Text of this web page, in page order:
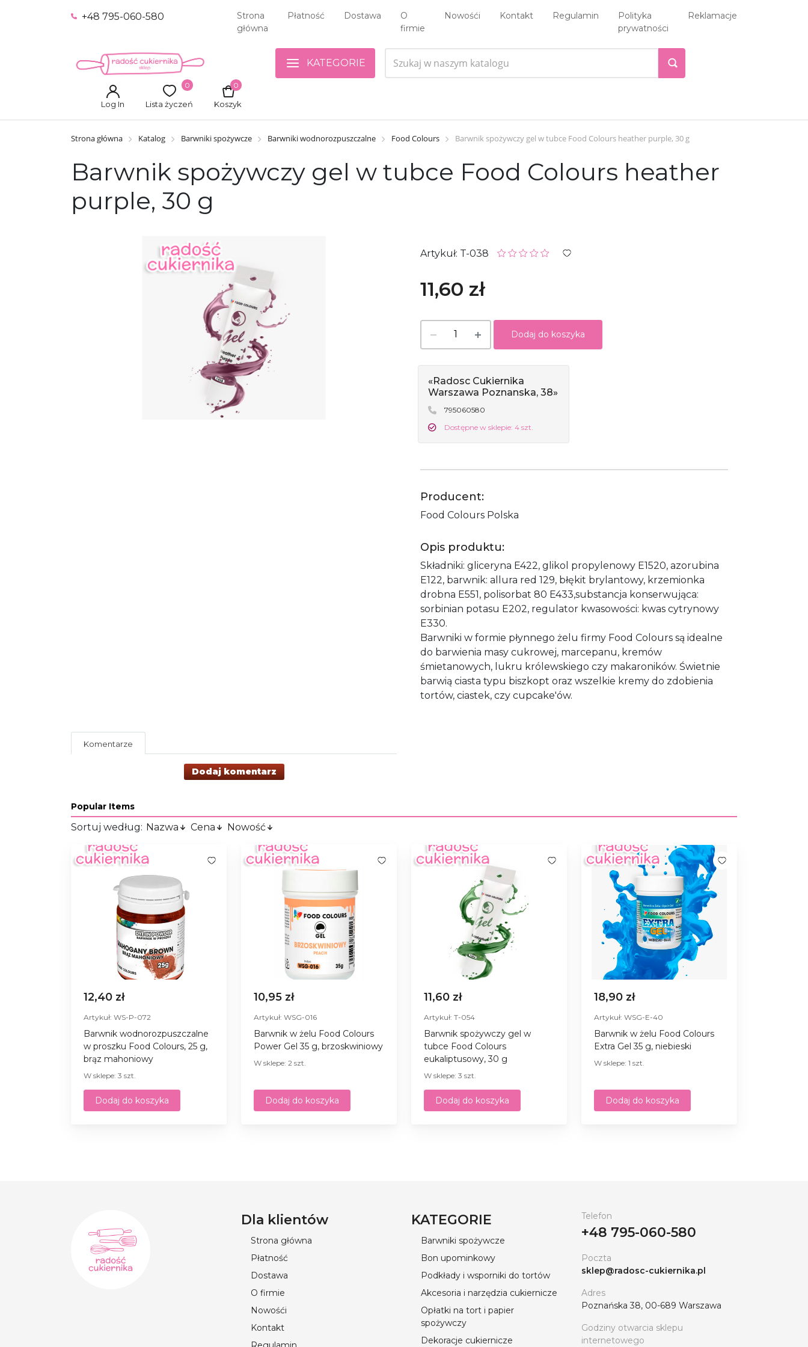
+48 795-060-580
Strona
główna
Płatność Dostawa
O
firmie
Nowośći Kontakt Regulamin
Polityka
prywatności
Reklamacje
Log In Lista życzeń
0
Koszyk
0
KATEGORIE
Strona główna Katalog Barwniki spożywcze Barwniki wodnorozpuszczalne Food Colours Barwnik spożywczy gel w tubce Food Colours heather purple, 30 g
Barwnik spożywczy gel w tubce Food Colours heather
purple, 30 g
Artykuł: T-038
11,60 zł
Dodaj do koszyka
«Radosc Cukiernika
Warszawa Poznanska, 38»
795060580
Dostępne w sklepie: 4 szt.
Producent:
Food Colours Polska
Opis produktu:
Składniki: gliceryna E422, glikol propylenowy E1520, azorubina
E122, barwnik: allura red 129, błękit brylantowy, krzemionka
drobna E551, polisorbat 80 E433,substancja konserwująca:
sorbinian potasu E202, regulator kwasowości: kwas cytrynowy
E330.
Barwniki w formie płynnego żelu firmy Food Colours są idealne
do barwienia masy cukrowej, marcepanu, kremów
śmietanowych, lukru królewskiego czy makaroników. Świetnie
barwią ciasta typu biszkopt oraz wszelkie kremy do zdobienia
tortów, ciastek, czy cupcake'ów.
Komentarze
Dodaj komentarz
Popular Items
Sortuj według: Nazwa Cena Nowość
12,40 zł
Artykuł: WS-P-072
Barwnik wodnorozpuszczalne
w proszku Food Colours, 25 g,
brąz mahoniowy
W sklepe: 3 szt.
Dodaj do koszyka
10,95 zł
Artykuł: WSG-016
Barwnik w żelu Food Colours
Power Gel 35 g, brzoskwiniowy
W sklepe: 2 szt.
Dodaj do koszyka
11,60 zł
Artykuł: T-054
Barwnik spożywczy gel w
tubce Food Colours
eukaliptusowy, 30 g
W sklepe: 3 szt.
Dodaj do koszyka
18,90 zł
Artykuł: WSG-E-40
Barwnik w żelu Food Colours
Extra Gel 35 g, niebieski
W sklepe: 1 szt.
Dodaj do koszyka
Dla klientów
Strona główna
Płatność
Dostawa
O firmie
Nowośći
Kontakt
KATEGORIE
Barwniki spożywcze
Bon upominkowy
Podkłady i wsporniki do tortów
Akcesoria i narzędzia cukiernicze
Opłatki na tort i papier
spożywczy
Dekoracje cukiernicze
Telefon
+48 795-060-580
Poczta
sklep@radosc-cukiernika.pl
Adres
Poznańska 38, 00-689 Warszawa
Godziny otwarcia sklepu
internetowego